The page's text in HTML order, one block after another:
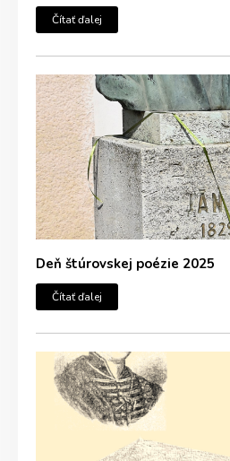
Čítať ďalej
Deň štúrovskej poézie 2025
Čítať ďalej